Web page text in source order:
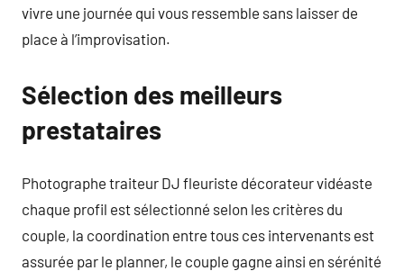
vivre une journée qui vous ressemble sans laisser de
place à l’improvisation.
Sélection des meilleurs
prestataires
Photographe traiteur DJ fleuriste décorateur vidéaste
chaque profil est sélectionné selon les critères du
couple, la coordination entre tous ces intervenants est
assurée par le planner, le couple gagne ainsi en sérénité